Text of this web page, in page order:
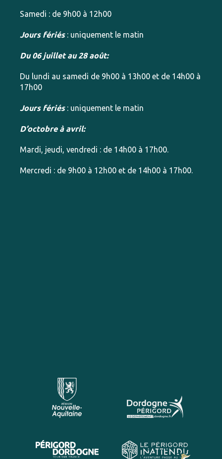
Samedi : de 9h00 à 12h00
Jours fériés: uniquement le matin
Du 06 juillet au 28 août:
Du lundi au samedi de 9h00 à 13h00 et de 14h00 à
17h00
Jours fériés: uniquement le matin
D’octobre à avril:
Mardi, jeudi, vendredi : de 14h00 à 17h00.
Mercredi : de 9h00 à 12h00 et de 14h00 à 17h00.